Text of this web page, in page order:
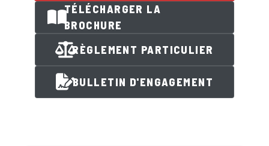
TÉLÉCHARGER LA
BROCHURE
RÈGLEMENT PARTICULIER
BULLETIN D'ENGAGEMENT